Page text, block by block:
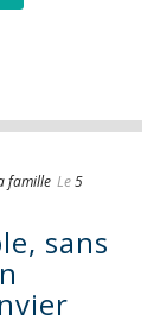
famille Le5
sans